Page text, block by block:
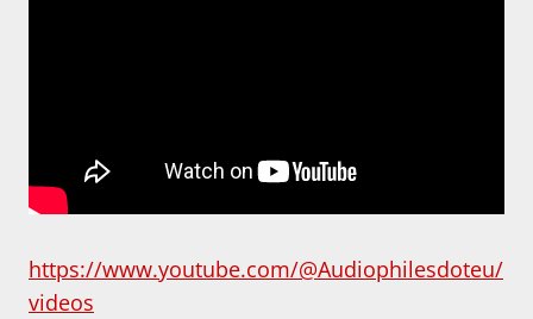
https://www.youtube.com/@Audiophilesdoteu/
videos